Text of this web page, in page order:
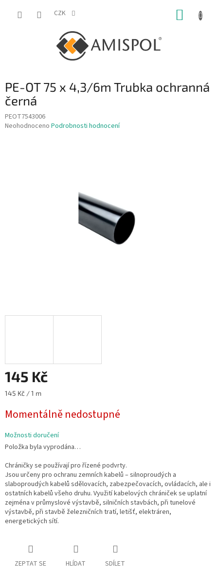
CZK
PE-OT 75 x 4,3/6m Trubka ochranná
černá
PEOT7543006
Průměrné
Neohodnoceno Podrobnosti hodnocení
145 Kč
Měrná
145 Kč / 1 m
Momentálně nedostupné
Možnosti doručení
Položka byla vyprodána…
Chráničky se používají pro řízené podvrty.
Jsou určeny pro ochranu zemních kabelů – silnoproudých a
slaboproudých kabelů sdělovacích, zabezpečovacích, ovládacích, ale i
ostatních kabelů všeho druhu. Využití kabelových chrániček se uplatní
zejména v průmyslové výstavbě, silničních stavbách, při tunelové
výstavbě, při stavbě železničních tratí, letišť, elektráren,
energetických sítí.
ZEPTAT SE HLÍDAT SDÍLET